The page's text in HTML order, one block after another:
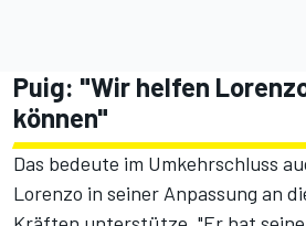
Puig: "Wir helfen
können"
Das bedeute im Umkehrschluss
Lorenzo in seiner Anpassung an